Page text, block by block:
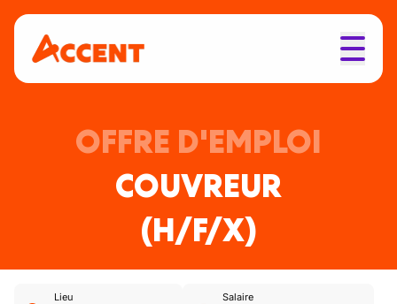
OFFRE D'EMPLOI
COUVREUR
(H/F/X)
Lieu Salaire